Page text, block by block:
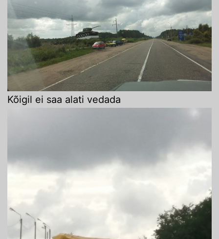
Kõigil ei saa alati vedada